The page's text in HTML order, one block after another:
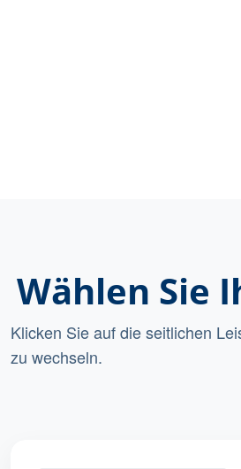
Wählen Sie
Klicken Sie auf die seitlichen
zu wechseln.